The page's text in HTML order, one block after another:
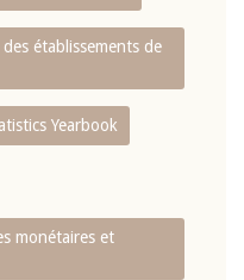
établissements de
Yearbook
monétaires et